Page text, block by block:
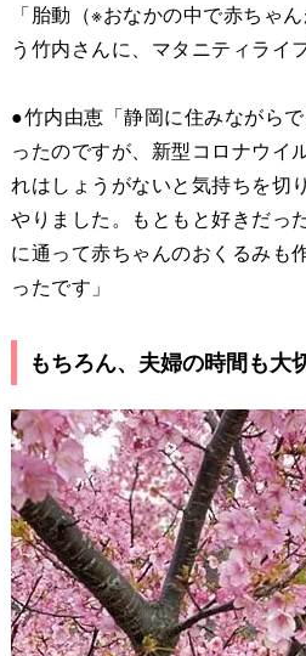
「胎動（※おなかの中で赤ちゃ
う竹内さんに、マタニティライ
●竹内由恵「静岡に住みながら
ったのですが、新型コロナウイ
れはしょうがないと気持ちを切
やりました。もともと好きだっ
に通って赤ちゃんのおくるみも
ったです」
もちろん、夫婦の時間も大